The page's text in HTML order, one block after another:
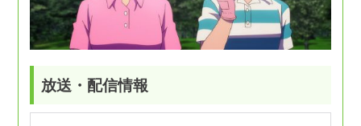
放送・配信情報